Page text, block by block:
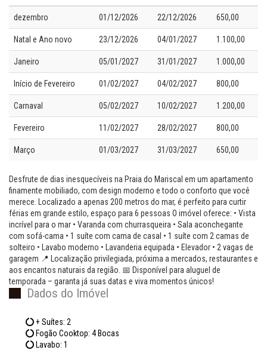
dezembro 01/12/2026 22/12/2026 650,00
Natal e Ano novo 23/12/2026 04/01/2027 1.100,00
Janeiro 05/01/2027 31/01/2027 1.000,00
Início de Fevereiro 01/02/2027 04/02/2027 800,00
Carnaval 05/02/2027 10/02/2027 1.200,00
Fevereiro 11/02/2027 28/02/2027 800,00
Março 01/03/2027 31/03/2027 650,00
Desfrute de dias inesquecíveis na Praia do Mariscal em um apartamento
finamente mobiliado, com design moderno e todo o conforto que você
merece. Localizado a apenas 200 metros do mar, é perfeito para curtir
férias em grande estilo, espaço para 6 pessoas O imóvel oferece: • Vista
incrível para o mar • Varanda com churrasqueira • Sala aconchegante
com sofá-cama • 1 suíte com cama de casal • 1 suíte com 2 camas de
solteiro • Lavabo moderno • Lavanderia equipada • Elevador • 2 vagas de
garagem 📍 Localização privilegiada, próxima a mercados, restaurantes e
aos encantos naturais da região. 📅 Disponível para aluguel de
temporada – garanta já suas datas e viva momentos únicos!
Dados do Imóvel
+ Suítes: 2
Fogão Cooktop: 4 Bocas
Lavabo: 1